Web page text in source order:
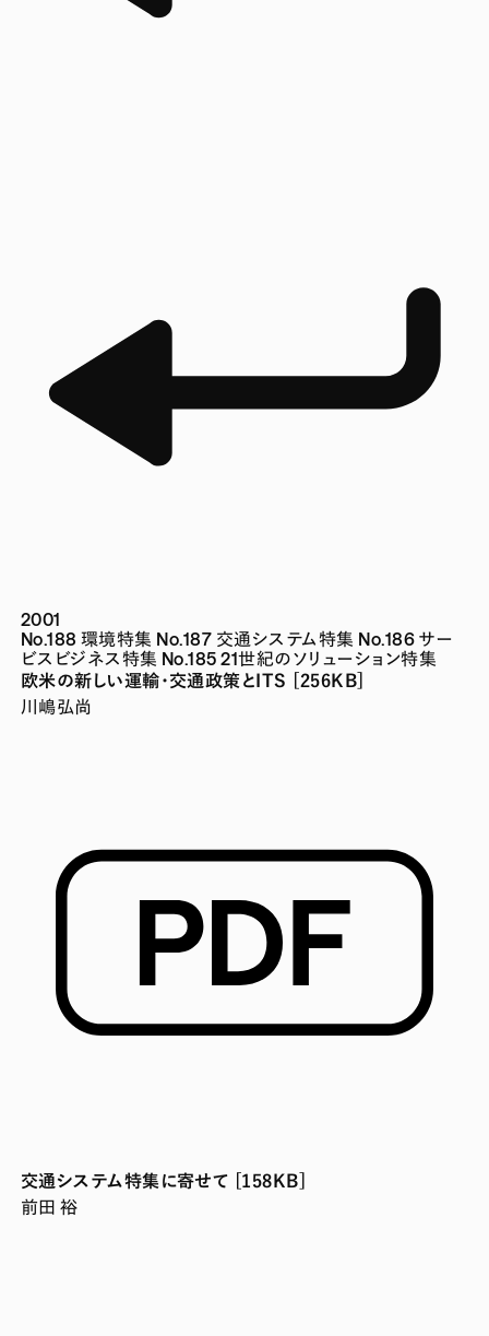
2001
No.188 環境特集 No.187 交通システム特集 No.186 サー
ビスビジネス特集 No.185 21世紀のソリューション特集
欧米の新しい運輸・交通政策とITS [256KB]
川嶋弘尚
交通システム特集に寄せて [158KB]
前田 裕